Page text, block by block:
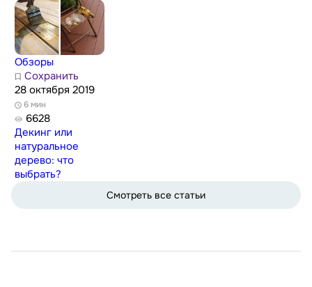
Обзоры
Сохранить
28 октября 2019
6 мин
6628
Декинг или
натуральное
дерево: что
выбрать?
Смотреть все статьи